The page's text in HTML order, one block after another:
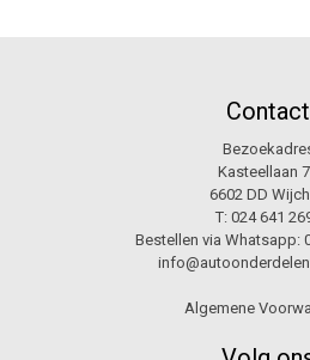
Contact
Kasteellaan
6602 DD
T: 024 641
Bestellen via Whatsapp:
Algemene